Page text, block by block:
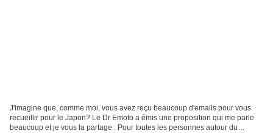
J'imagine que, comme moi, vous avez reçu beaucoup d'emails pour vous
recueillir pour le Japon? Le Dr Emoto a émis une proposition qui me parle
beaucoup et je vous la partage : Pour toutes les personnes autour du